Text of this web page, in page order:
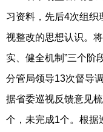
习资料，先后4次组织
视整改的思想认识。
实、健全机制”三个阶
分管局领导13次督导
据省委巡视反馈意见
个，未完成1个。根据